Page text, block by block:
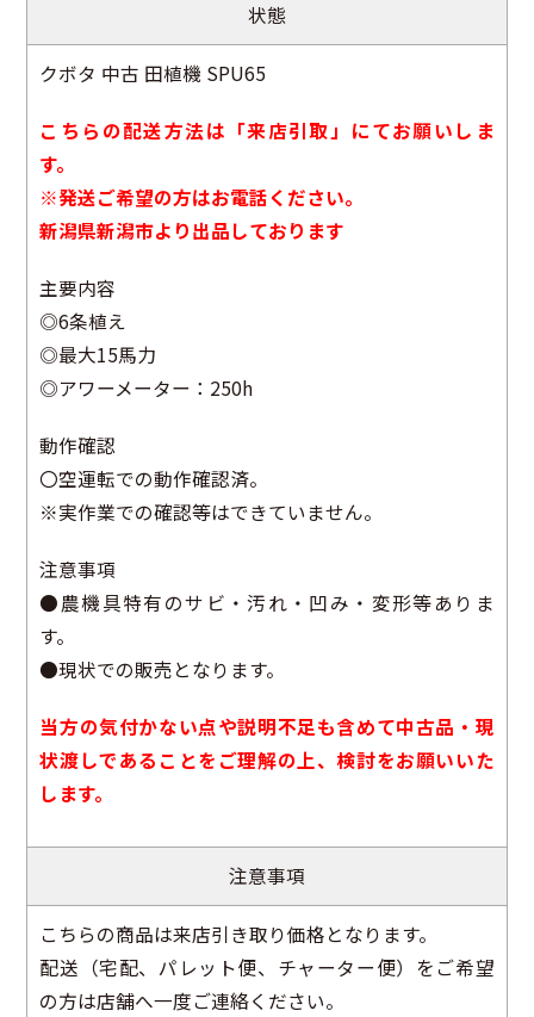
状態
クボタ 中古 田植機 SPU65
こちらの配送方法は「来店引取」にてお願いしま
す。
※発送ご希望の方はお電話ください。
新潟県新潟市より出品しております
主要内容
◎6条植え
◎最大15馬力
◎アワーメーター：250h
動作確認
〇空運転での動作確認済。
※実作業での確認等はできていません。
注意事項
●農機具特有のサビ・汚れ・凹み・変形等ありま
す。
●現状での販売となります。
当方の気付かない点や説明不足も含めて中古品・現
状渡しであることをご理解の上、検討をお願いいた
します。
注意事項
こちらの商品は来店引き取り価格となります。
配送（宅配、パレット便、チャーター便）をご希望
の方は店舗へ一度ご連絡ください。